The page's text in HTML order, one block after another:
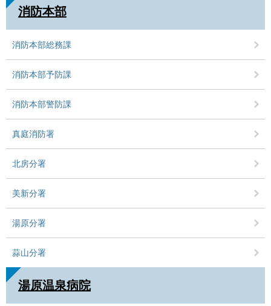
消防本部
消防本部総務課
消防本部予防課
消防本部警防課
真庭消防署
北房分署
美新分署
湯原分署
蒜山分署
湯原温泉病院